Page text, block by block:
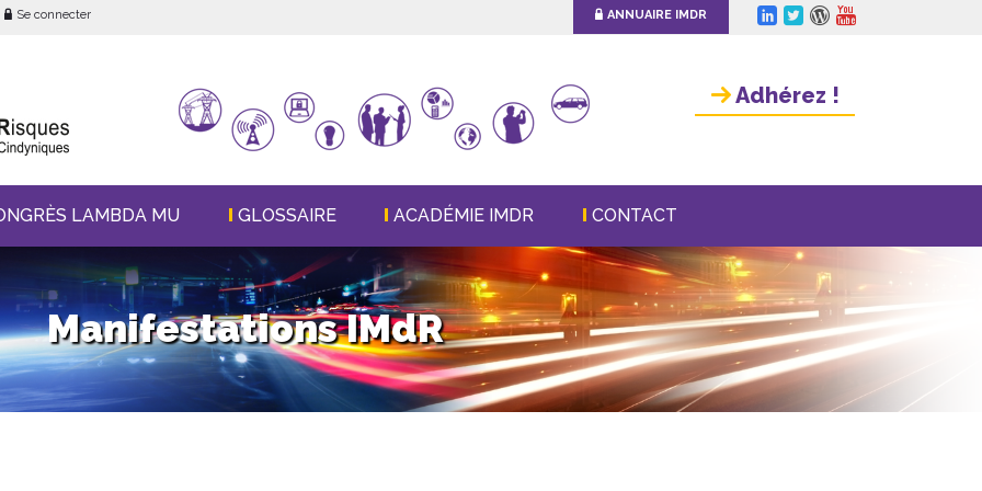
Se connecter ANNUAIRE IMDR
Adhérez !
LAMBDA MU GLOSSAIRE ACADÉMIE IMDR CONTACT
Manifestations IMdR